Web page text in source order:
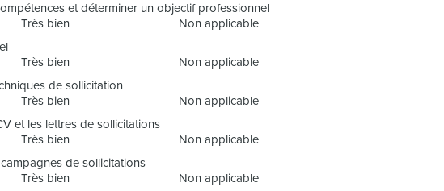
et déterminer un objectif professionnel
Très bien
Non applicable
Très bien
Non applicable
de sollicitation
Très bien
Non applicable
et les lettres de sollicitations
Très bien
Non applicable
de sollicitations
Très bien
Non applicable